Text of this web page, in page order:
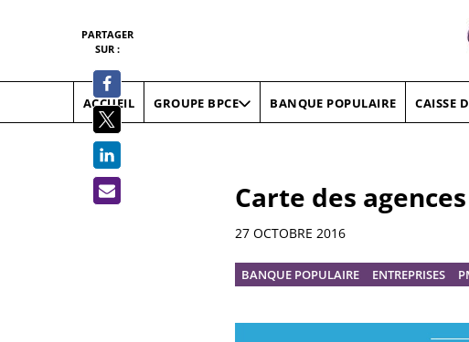
ACCUEIL GROUPE BPCE BANQUE POPULAIRE CAISSE
Carte des
Informations
27 OCTOBRE 2016
BANQUE POPULAIRE ENTREPRISES
PARTAGER
SUR :